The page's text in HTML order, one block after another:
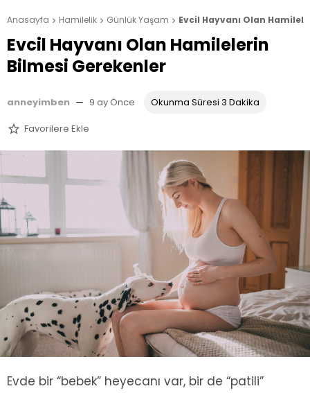
Anasayfa  Hamilelik  Günlük Yaşam  Evcil Hayvanı Olan
Evcil Hayvanı Olan Hamilelerin
Bilmesi Gerekenler
anneyimben — 9 ay Önce Okunma Süresi 3 Dakika
 Favorilere Ekle
Evde bir “bebek” heyecanı var, bir de “patili”